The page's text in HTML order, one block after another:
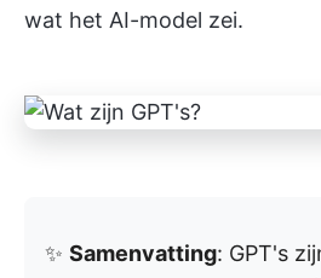
wat het AI-model zei.
✨ Samenvatting: GPT's